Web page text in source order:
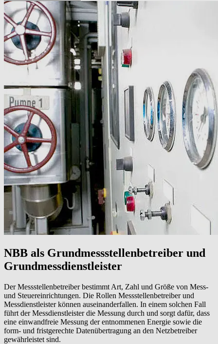
NBB als Grundmessstellenbetreiber und
Grundmessdienstleister
Der Messstellenbetreiber bestimmt Art, Zahl und Größe von Mess-
und Steuereinrichtungen. Die Rollen Messstellenbetreiber und
Messdienstleister können auseinanderfallen. In einem solchen Fall
führt der Messdienstleister die Messung durch und sorgt dafür, dass
eine einwandfreie Messung der entnommenen Energie sowie die
form- und fristgerechte Datenübertragung an den Netzbetreiber
gewährleistet sind.